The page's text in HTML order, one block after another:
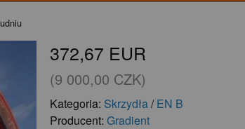
372,67 EUR
(9 000,00 CZK)
Kategoria: Skrzydła/EN B
Producent: Gradient